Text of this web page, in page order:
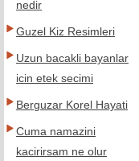
nedir
Guzel Kiz Resimleri
Uzun bacakli bayanlar
icin etek secimi
Berguzar Korel Hayati
Cuma namazini
kacirirsam ne olur